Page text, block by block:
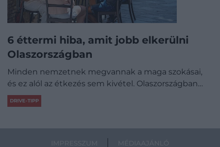
6 éttermi hiba, amit jobb elkerülni
Olaszországban
Minden nemzetnek megvannak a maga szokásai,
és ez alól az étkezés sem kivétel. Olaszországban…
DRIVE-TIPP